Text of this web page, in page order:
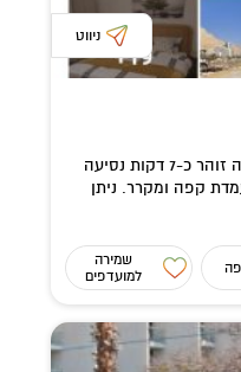
ניווט
הצימר של כרמית נמצא בישוב נווה זוהר כ-7 דקות נסיעה
קפה ומקרר. ניתן
שמירה
למועדפים